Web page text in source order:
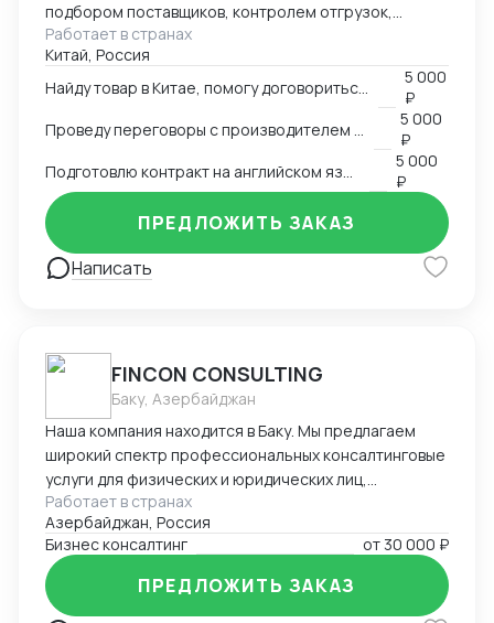
подбором поставщиков, контролем отгрузок,
проверкой качества товара. В нашей компании
работает более 10 человек и мы всегда можем вам
помочь по любым вопросам связанным с заказом
Работает в странах
Китай, Россия
5 000
₽
5 000
₽
5 000
₽
Написать
ПРЕДЛОЖИТЬ ЗАКАЗ
FINCON CONSULTING
Баку, Азербайджан
Наша компания находится в Баку. Мы предлагаем
широкий спектр профессиональных консалтинговые
услуги для физических и юридических лиц,
предпринимателей и бизнесменов на территории
Азербайджана. Портфель наших заказчиков и
клиентов в основном из стран СНГ. В список
стандартных услуг входит: - регистрация компании
на территории Азербайджана, включая открытие
Работает в странах
Азербайджан, Россия
Бизнес консалтинг
от 30 000 ₽
ПРЕДЛОЖИТЬ ЗАКАЗ